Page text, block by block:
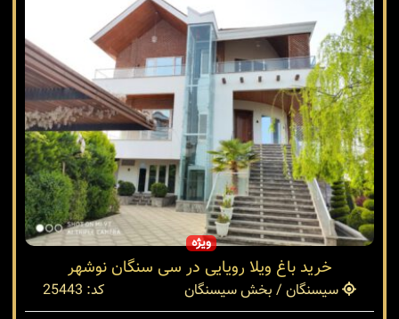
ویژه
خرید باغ ویلا رویایی در سی سنگان نوشهر
سیسنگان / بخش سیسنگان
کد: 25443